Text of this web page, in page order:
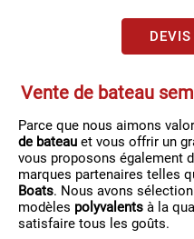
Vente de bateau
Parce que nous aimons
de bateau et vous offrir un
vous proposons également
marques partenaires telles
Boats. Nous avons
modèles polyvalents à la
satisfaire tous les goûts.